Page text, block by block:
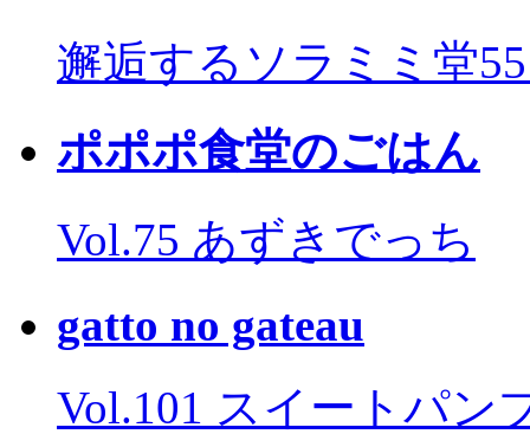
邂逅するソラミミ堂
ポポポ食堂のごはん
Vol.75 あずきでっち
gatto no gateau
Vol.101 スイートパン